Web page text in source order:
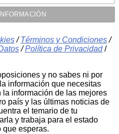
/Términos y Condiciones/
/Política de Privacidad /
y no sabes ni por
información que necesitas
información de las mejores
país y las últimas noticias de
el temario de tu
y trabaja para el estado
que esperas.